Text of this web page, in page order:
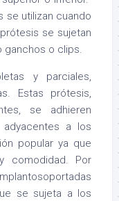
se utilizan cuando
se sujetan
ganchos o clips.
y parciales,
Estas prótesis,
se adhieren
a los
popular ya que
comodidad. Por
se sujeta a los